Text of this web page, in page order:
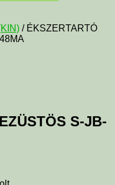
/ ÉKSZERTARTÓ
S-JB-